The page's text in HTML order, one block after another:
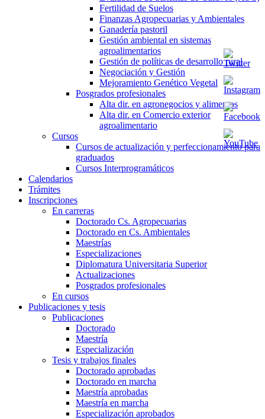
Fertilidad de Suelos
Finanzas Agropecuarias y Ambientales
Ganadería pastoril
Gestión ambiental en sistemas
agroalimentarios
Gestión de políticas de desarrollo rural
Negociación y Gestión
Mejoramiento Genético Vegetal
Posgrados profesionales
Alta dir. en agronegocios y alimentos
Alta dir. en Comercio exterior
agroalimentario
Cursos
Cursos de actualización y perfeccionamiento para
graduados
Cursos Interprogramáticos
Calendarios
Trámites
Inscripciones
En carreras
Doctorado Cs. Agropecuarias
Doctorado en Cs. Ambientales
Maestrías
Especializaciones
Diplomatura Universitaria Superior
Actualizaciones
Posgrados profesionales
En cursos
Publicaciones y tesis
Publicaciones
Doctorado
Maestría
Especialización
Tesis y trabajos finales
Doctorado aprobadas
Doctorado en marcha
Maestría aprobadas
Maestría en marcha
Especialización aprobados